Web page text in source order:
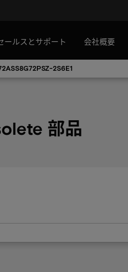
ールスとサポート 会社概要
2S6E1
部品